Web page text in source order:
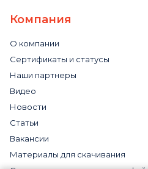
Компания
О компании
Сертификаты и статусы
Наши партнеры
Видео
Новости
Статьи
Вакансии
Материалы для скачивания